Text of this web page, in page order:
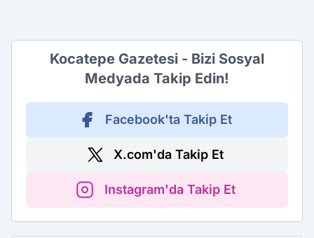
Kocatepe Gazetesi - Bizi Sosyal
Medyada Takip Edin!
Facebook'ta Takip Et
X.com'da Takip Et
Instagram'da Takip Et